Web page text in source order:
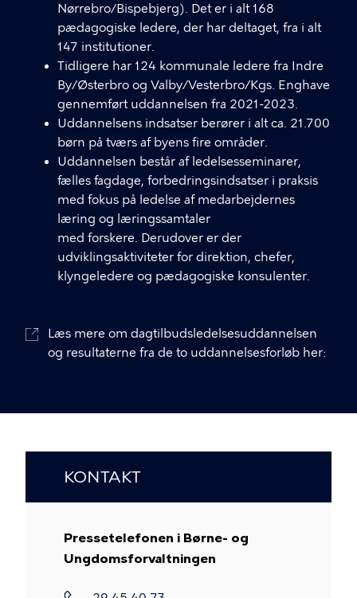
Nørrebro/Bispebjerg). Det er i alt 168
pædagogiske ledere, der har deltaget, fra i alt
147 institutioner.
Tidligere har 124 kommunale ledere fra Indre
By/Østerbro og Valby/Vesterbro/Kgs. Enghave
gennemført uddannelsen fra 2021-2023.
Uddannelsens indsatser berører i alt ca. 21.700
børn på tværs af byens fire områder.
Uddannelsen består af ledelsesseminarer,
fælles fagdage, forbedringsindsatser i praksis
med fokus på ledelse af medarbejdernes
læring og læringssamtaler
med forskere. Derudover er der
udviklingsaktiviteter for direktion, chefer,
klyngeledere og pædagogiske konsulenter.
Læs mere om dagtilbudsledelsesuddannelsen
og resultaterne fra de to uddannelsesforløb her:
KONTAKT
Pressetelefonen i Børne- og
Ungdomsforvaltningen